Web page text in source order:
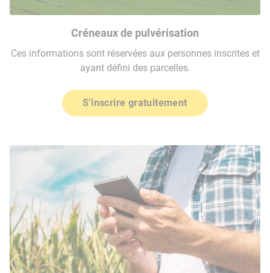
Créneaux de pulvérisation
Ces informations sont réservées aux personnes inscrites et
ayant défini des parcelles.
S'inscrire gratuitement